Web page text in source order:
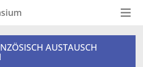
AUSTAUSCH